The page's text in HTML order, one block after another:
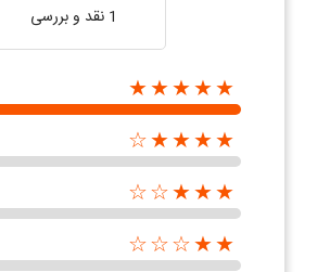
1 نقد و بررسی
★★★★★
★★★★☆
★★★☆☆
★★☆☆☆